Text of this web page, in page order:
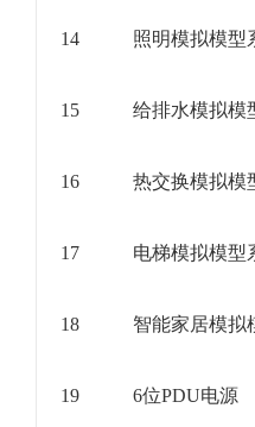
14 照明模拟模型
15 给排水模拟模
16 热交换模拟模
17 电梯模拟模型
18 智能家居模拟
19 6位PDU电源